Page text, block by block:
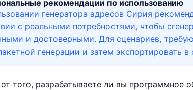
рекомендации по использованию
генератора адресов Сирия
с реальными потребностями, чтобы
и достоверными. Для сценариев,
генерации и затем экспортировать
того, разрабатываете ли вы программное